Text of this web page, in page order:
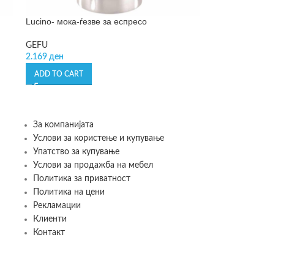
Lucino- мока-ѓезве за еспресо
GEFU
2.169 ден
ADD TO CART
За компанијата
Услови за користење и купување
Упатство за купување
Услови за продажба на мебел
Политика за приватност
Политика на цени
Рекламации
Клиенти
Контакт